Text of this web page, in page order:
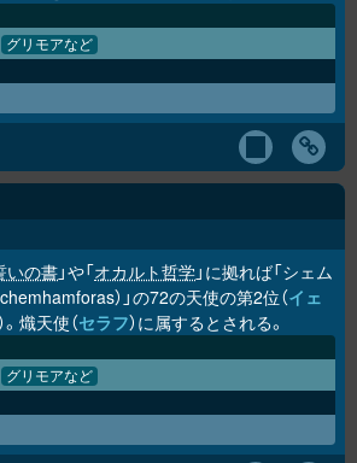
グリモアなど
いの書」や「オカルト哲学」に拠れば「シェム
）」の72の天使の第2位（イェ
熾天使（セラフ）に属するとされる。
グリモアなど